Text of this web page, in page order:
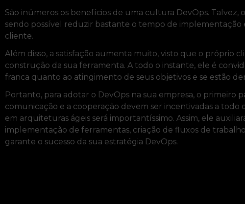
São inúmeros os benefícios de uma cultura DevOps. Talvez,
sendo possível reduzir bastante o tempo de implementação
cliente.
Além disso, a satisfação aumenta muito, visto que o próprio
construção da sua ferramenta. A todo o instante, ele é
franca quanto ao atingimento de seus objetivos e se estão
Portanto, para adotar o DevOps na sua empresa, o primeiro
comunicação e a cooperação devem ser incentivadas a todo
em arquiteturas ágeis será importantíssimo. Assim, ele
implementação de ferramentas, criação de fluxos de trabalho
garante o sucesso da sua estratégia DevOps.